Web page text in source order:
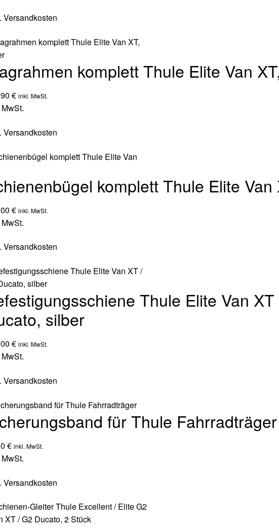
Versandkosten
komplett Thule Elite Van
€ inkl. MwSt.
Versandkosten
komplett Thule Elite Van
€ inkl. MwSt.
Versandkosten
Thule Elite Van
silber
€ inkl. MwSt.
Versandkosten
für Thule Fahrradträger
€ inkl. MwSt.
Versandkosten